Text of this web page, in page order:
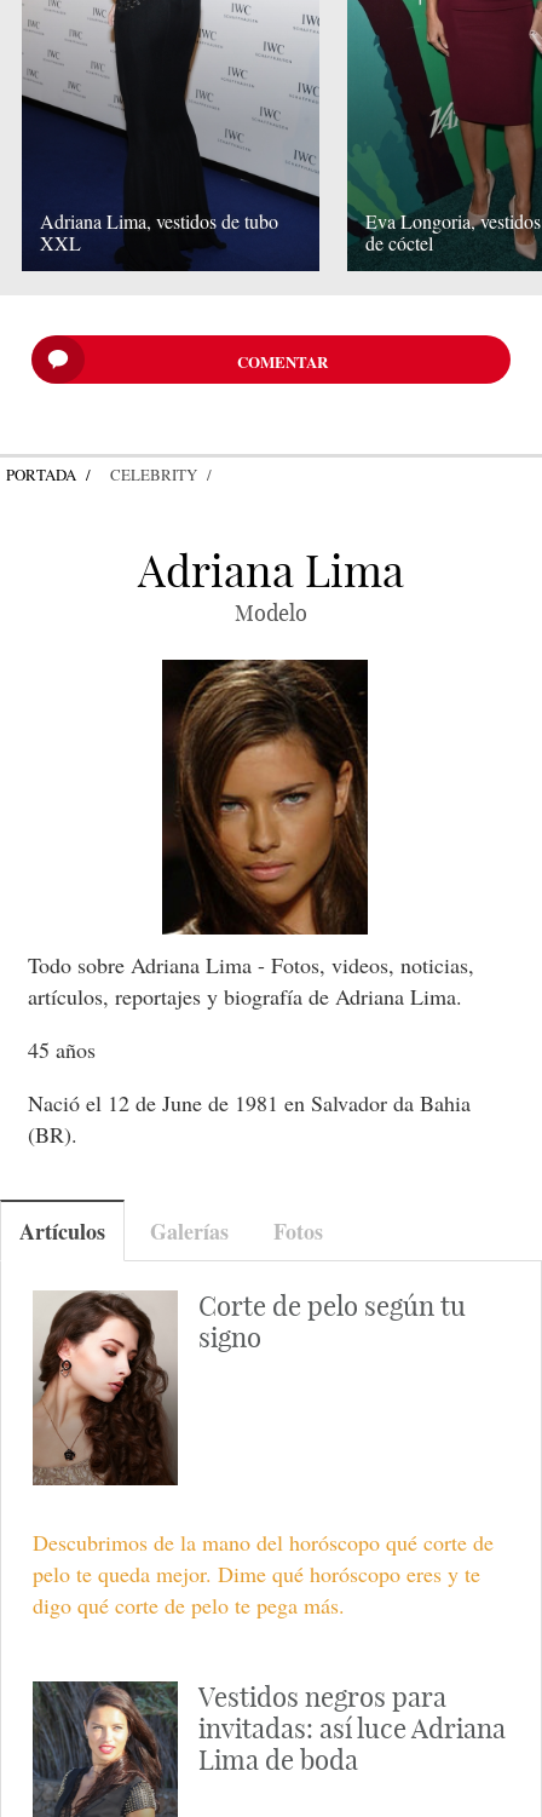
Adriana Lima, vestidos de tubo
XXL
Eva Longoria,
de cóctel
COMENTAR
PORTADA CELEBRITY
Adriana Lima
Modelo
Todo sobre Adriana Lima - Fotos, videos, noticias,
artículos, reportajes y biografía de Adriana Lima.
45 años
Nació el 12 de June de 1981 en Salvador da Bahia
(BR).
Artículos Galerías Fotos
Corte de pelo según tu
signo
Descubrimos de la mano del horóscopo qué corte de
pelo te queda mejor. Dime qué horóscopo eres y te
digo qué corte de pelo te pega más.
Vestidos negros para
invitadas: así luce Adriana
Lima de boda